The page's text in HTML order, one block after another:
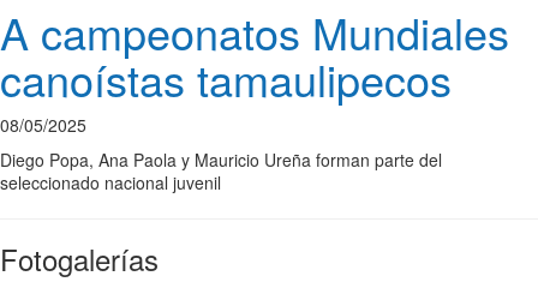
A campeonatos Mundiales
canoístas tamaulipecos
08/05/2025
Diego Popa, Ana Paola y Mauricio Ureña forman parte del
seleccionado nacional juvenil
Fotogalerías